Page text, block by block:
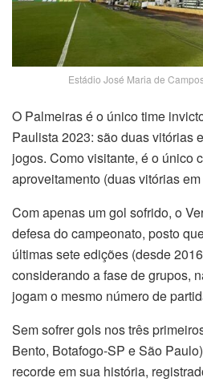
Estádio José Maria de
O Palmeiras é o único time
Paulista 2023: são duas vitórias
jogos. Como visitante, é o único
aproveitamento (duas vitórias
Com apenas um gol sofrido, o
defesa do campeonato, posto
últimas sete edições (desde
considerando a fase de grupos,
jogam o mesmo número de
Sem sofrer gols nos três
Bento, Botafogo-SP e São
recorde em sua história,